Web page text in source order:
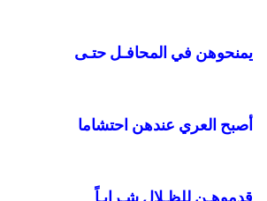
يمنحوهن في المحافـل حتـى
أصبح العري عندهن احتشاما